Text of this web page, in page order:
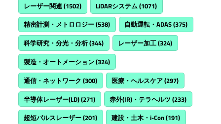
レーザー関連(1502) LiDARシステム(1071)
精密計測・メトロロジー(538) 自動運転・ADAS(375)
科学研究・分光・分析(344) レーザー加工(324)
製造・オートメーション(324)
通信・ネットワーク (300) 医療・ヘルスケア(297)
半導体レーザー(LD)(271) 赤外(IR)・テラヘルツ (233)
超短パルスレーザー(201) 建設・土木・i-Con(191)